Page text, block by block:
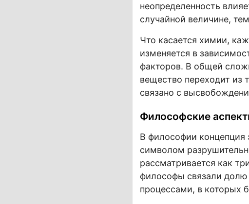
неопределенность
случайной величине,
Что касается химии,
изменяется в
факторов. В общей
вещество переходит из
связано с
Философские
В философии концепция
символом
рассматривается как
философы связали
процессами, в которых